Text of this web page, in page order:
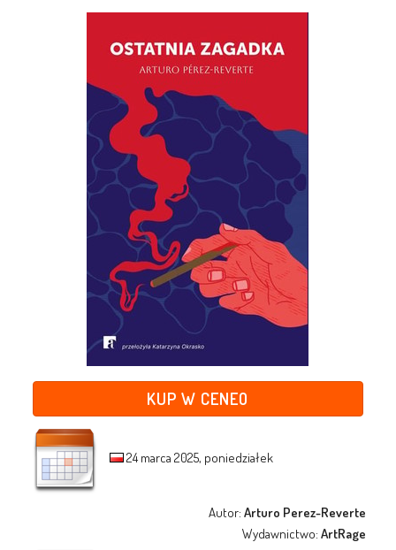
KUP W CENEO
24 marca 2025, poniedziałek
Autor:Arturo Perez-Reverte
Wydawnictwo:ArtRage